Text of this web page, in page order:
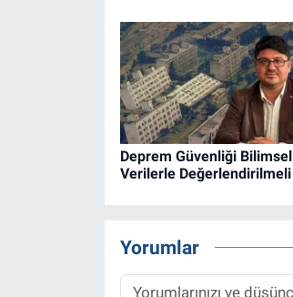
Deprem Güvenliği Bilimsel
Verilerle Değerlendirilmeli
Yorumlar